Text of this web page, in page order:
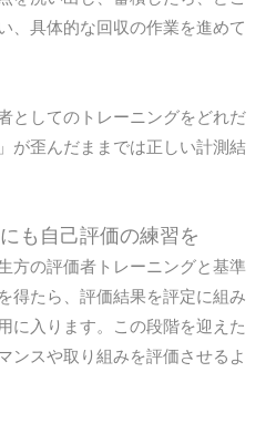
、具体的な回収の作業を進めて
としてのトレーニングをどれだ
が歪んだままでは正しい計測結
も自己評価の練習を
方の評価者トレーニングと基準
得たら、評価結果を評定に組み
に入ります。この段階を迎えた
ンスや取り組みを評価させるよ